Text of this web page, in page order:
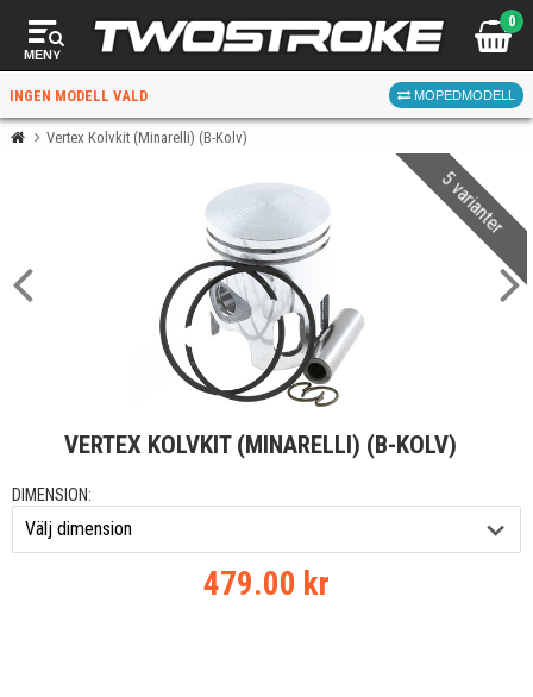
MENY
0
INGEN MODELL VALD MOPEDMODELL
VÄLJ MOPEDFÖR RÄTT DELAR
VÄLJ
När du valt kommer butiken visa delar för vald moped
Vertex Kolvkit (Minarelli) (B-Kolv)
5 varianter
VERTEX KOLVKIT (MINARELLI) (B-KOLV)
DIMENSION:
479.00 kr